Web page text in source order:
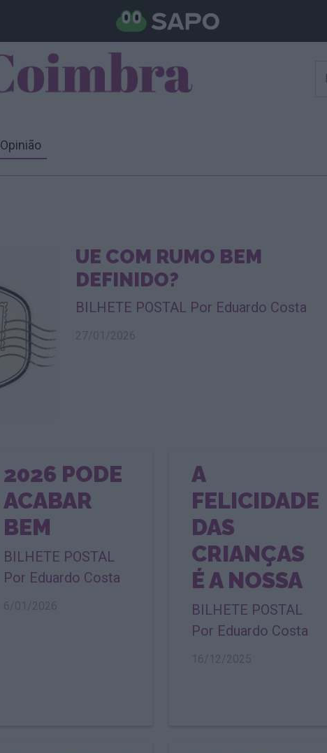
Opinião
UE COM RUMO BEM
DEFINIDO?
BILHETE POSTAL Por Eduardo Costa
2026 PODE
ACABAR
BEM
BILHETE POSTAL
Por Eduardo Costa
A
FELICIDADE
DAS
CRIANÇAS
É A NOSSA
BILHETE POSTAL
Por Eduardo Costa